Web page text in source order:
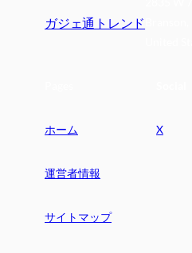
ガジェ通トレンド
ホーム
運営者情報
サイトマップ
X